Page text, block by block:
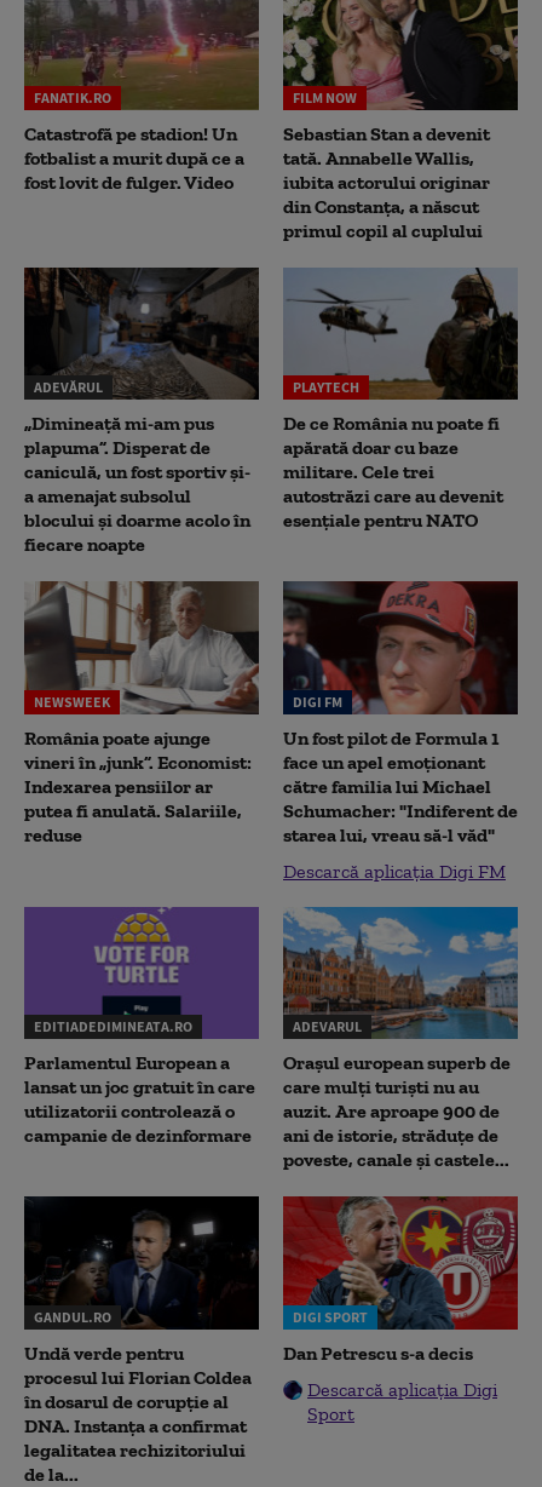
FANATIK.RO
Catastrofă pe stadion! Un
fotbalist a murit după ce a
fost lovit de fulger. Video
FILM NOW
Sebastian Stan a devenit
tată. Annabelle Wallis,
iubita actorului originar
din Constanța, a născut
primul copil al cuplului
ADEVĂRUL
„Dimineață mi-am pus
plapuma”. Disperat de
caniculă, un fost sportiv și-
a amenajat subsolul
blocului și doarme acolo în
fiecare noapte
PLAYTECH
De ce România nu poate fi
apărată doar cu baze
militare. Cele trei
autostrăzi care au devenit
esențiale pentru NATO
NEWSWEEK
România poate ajunge
vineri în „junk”. Economist:
Indexarea pensiilor ar
putea fi anulată. Salariile,
reduse
DIGI FM
Un fost pilot de Formula 1
face un apel emoționant
către familia lui Michael
Schumacher: "Indiferent de
starea lui, vreau să-l văd"
Descarcă aplicația Digi FM
EDITIADEDIMINEATA.RO
Parlamentul European a
lansat un joc gratuit în care
utilizatorii controlează o
campanie de dezinformare
ADEVARUL
Orașul european superb de
care mulți turiști nu au
auzit. Are aproape 900 de
ani de istorie, străduțe de
poveste, canale și castele...
GANDUL.RO
Undă verde pentru
procesul lui Florian Coldea
în dosarul de corupție al
DNA. Instanța a confirmat
legalitatea rechizitoriului
de la...
DIGI SPORT
Dan Petrescu s-a decis
Descarcă aplicația Digi
Sport